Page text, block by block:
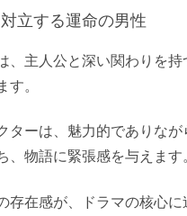
立する運命の男性
、主人公と深い関わりを
す。
ターは、魅力的でありなが
、物語に緊張感を与えます
存在感が、ドラマの核心